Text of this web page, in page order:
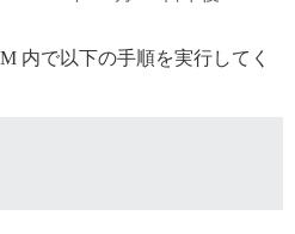
内で以下の手順を実行してく